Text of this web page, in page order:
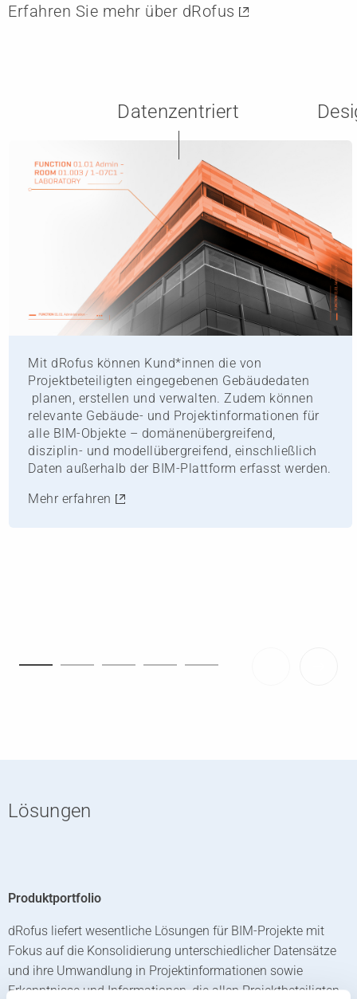
Erfahren Sie mehr über dRofus
Datenzentriert
Mit dRofus können Kund*innen die von
Projektbeteiligten eingegebenen Gebäudedaten
planen, erstellen und verwalten. Zudem können
relevante Gebäude- und Projektinformationen für
alle BIM-Objekte – domänenübergreifend,
disziplin- und modellübergreifend, einschließlich
Daten außerhalb der BIM-Plattform erfasst werden.
Mehr erfahren
Lösungen
Produktportfolio
dRofus liefert wesentliche Lösungen für BIM-Projekte mit
Fokus auf die Konsolidierung unterschiedlicher Datensätze
und ihre Umwandlung in Projektinformationen sowie
Erkenntnisse und Informationen, die allen Projektbeteiligten